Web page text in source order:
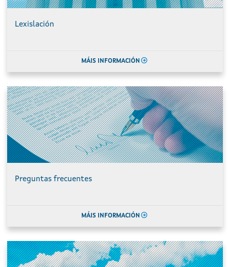
Lexislación
MÁIS INFORMACIÓN
Preguntas frecuentes
MÁIS INFORMACIÓN